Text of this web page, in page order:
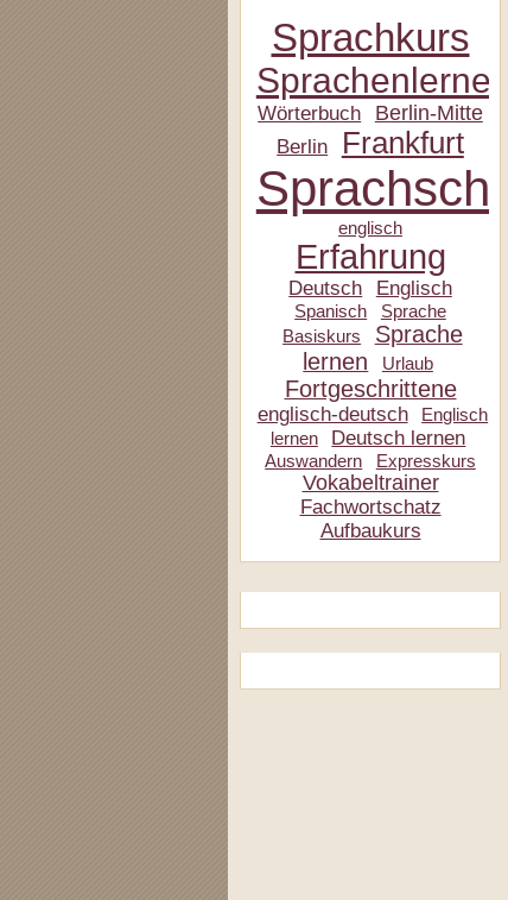
Sprachkurs
Wörterbuch Berlin-Mitte
Berlin Frankfurt
englisch
Erfahrung
Deutsch Englisch
Spanisch
Sprache
Basiskurs
Sprache
lernen
Urlaub
Fortgeschrittene
englisch-deutsch
Englisch
lernen
Deutsch lernen
Auswandern Expresskurs
Vokabeltrainer
Fachwortschatz
Aufbaukurs